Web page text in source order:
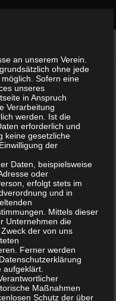
Neu-
2016
„AKTUELL
verfügbar
die angegebenen
du der Verwendung
an unserem Verein.
ohne jede
Sofern eine
unseres
in Anspruch
Verarbeitung
werden. Ist die
erforderlich und
keine gesetzliche
der
Daten, beispielsweise
oder
erfolgt stets im
und in
Mittels dieser
Unternehmen die
der von uns
Ferner werden
Maßnahmen
Schutz der über